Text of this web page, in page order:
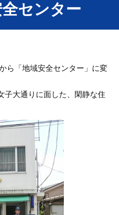
センター
ら「地域安全センター」に変
子大通りに面した、閑静な住